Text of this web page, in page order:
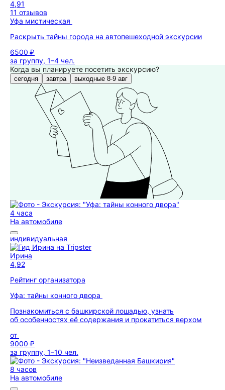
4,91
11 отзывов
Уфа мистическая
Раскрыть тайны города на автопешеходной экскурсии
6500 ₽
за группу, 1–4 чел.
Когда вы планируете посетить экскурсию?
сегодня завтра выходные 8-9 авг
4 часа
На автомобиле
индивидуальная
Ирина
4,92
Рейтинг организатора
Уфа: тайны конного двора
Познакомиться с башкирской лошадью, узнать
об особенностях её содержания и прокатиться верхом
от
9000 ₽
за группу, 1–10 чел.
8 часов
На автомобиле